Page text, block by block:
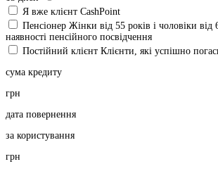
Я вже клієнт CashPoint
Пенсіонер Жінки від 55 років і чоловіки від
наявності пенсійного посвідчення
Постійний клієнт Клієнти, які успішно
сума кредиту
грн
дата повернення
за користування
грн